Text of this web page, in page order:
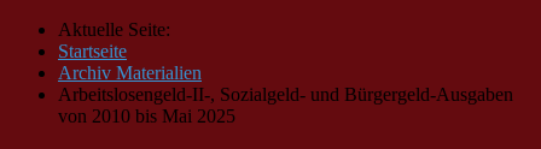
Aktuelle Seite:
Startseite
Archiv Materialien
Arbeitslosengeld-II-, Sozialgeld- und Bürgergeld-Ausgaben
von 2010 bis Mai 2025